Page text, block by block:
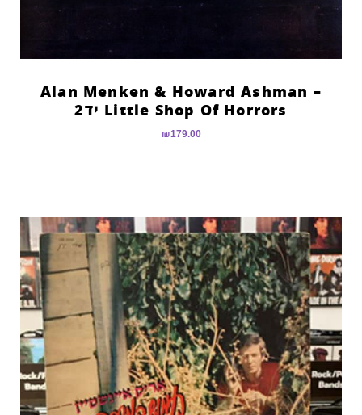
Alan Menken & Howard Ashman –
Little Shop Of Horrors יד2
₪179.00